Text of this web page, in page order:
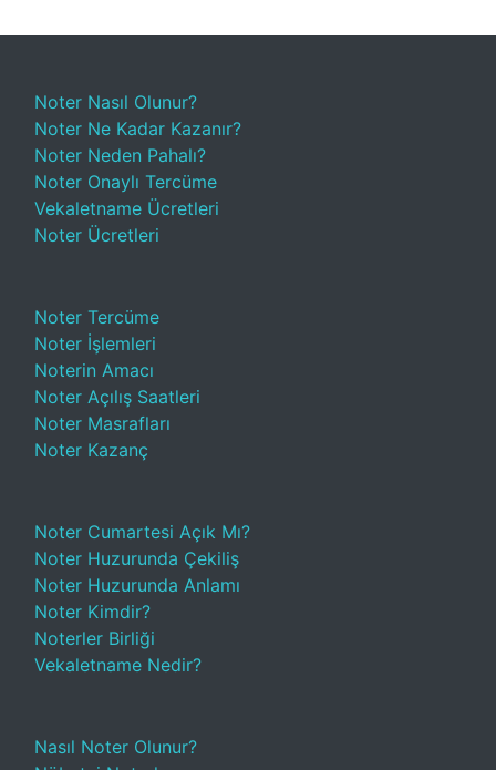
Noter Nasıl Olunur?
Noter Ne Kadar Kazanır?
Noter Neden Pahalı?
Noter Onaylı Tercüme
Vekaletname Ücretleri
Noter Ücretleri
Noter Tercüme
Noter İşlemleri
Noterin Amacı
Noter Açılış Saatleri
Noter Masrafları
Noter Kazanç
Noter Cumartesi Açık Mı?
Noter Huzurunda Çekiliş
Noter Huzurunda Anlamı
Noter Kimdir?
Noterler Birliği
Vekaletname Nedir?
Nasıl Noter Olunur?